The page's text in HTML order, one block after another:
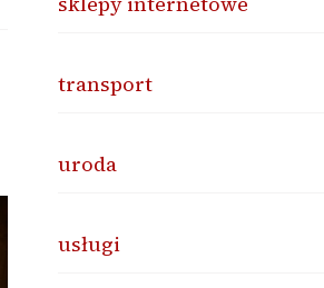
transport
uroda
usługi